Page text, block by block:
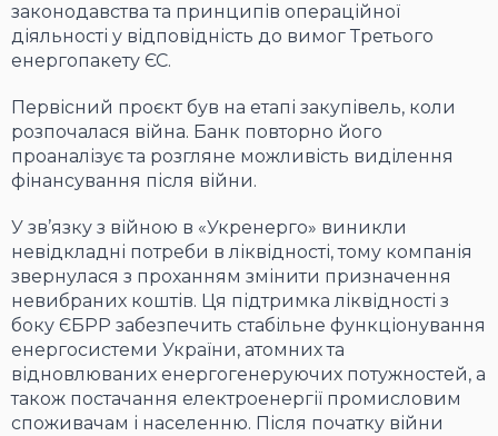
законодавства та принципів операційної
діяльності у відповідність до вимог Третього
енергопакету ЄС.
Первісний проєкт був на етапі закупівель, коли
розпочалася війна. Банк повторно його
проаналізує та розгляне можливість виділення
фінансування після війни.
У зв’язку з війною в «Укренерго» виникли
невідкладні потреби в ліквідності, тому компанія
звернулася з проханням змінити призначення
невибраних коштів. Ця підтримка ліквідності з
боку ЄБРР забезпечить стабільне функціонування
енергосистеми України, атомних та
відновлюваних енергогенеруючих потужностей, а
також постачання електроенергії промисловим
споживачам і населенню. Після початку війни